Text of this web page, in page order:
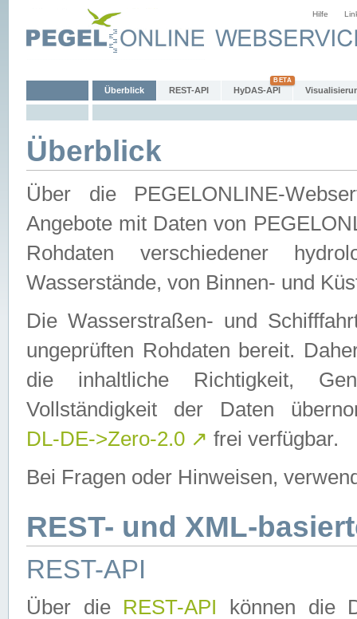
Hilfe
Überblick REST-API HyDAS-API
Überblick
Über die PEGELONLINE-
Angebote mit Daten von
Rohdaten verschiedener
Wasserstände, von Binnen- und
Die Wasserstraßen- und
ungeprüften Rohdaten bereit.
die inhaltliche Richtigkeit,
Vollständigkeit der Daten
DL-DE->Zero-2.0 ↗ frei verfügbar.
Bei Fragen oder Hinweisen,
REST- und XML-
REST-API
Über die REST-API können die